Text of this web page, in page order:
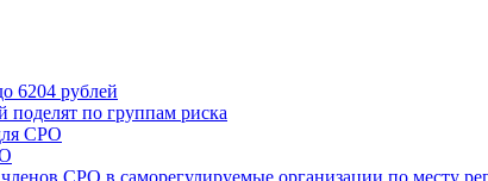
6204 рублей
поделят по группам риска
СРО
СРО в саморегулируемые организации по месту